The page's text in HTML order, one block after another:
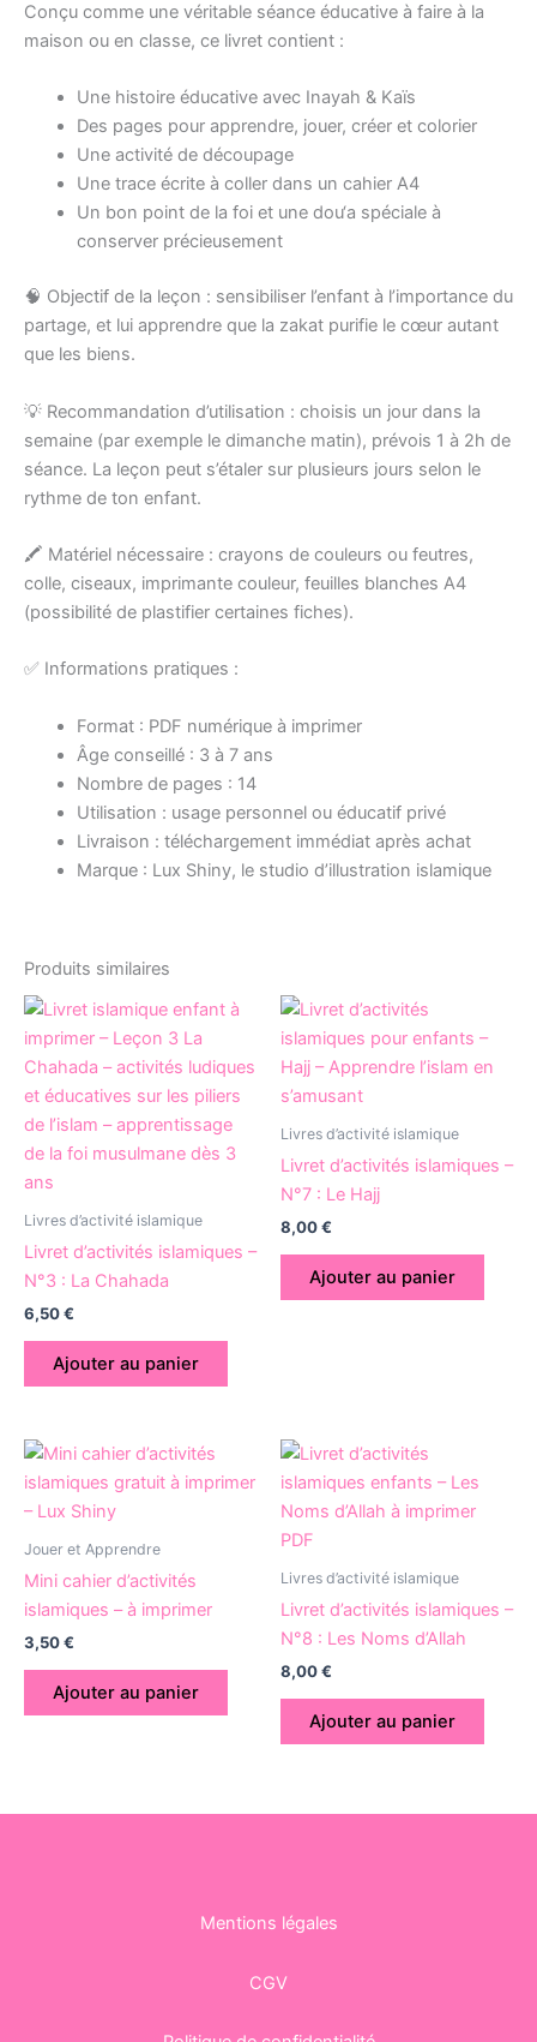
Conçu comme une véritable séance éducative à faire à la
maison ou en classe, ce livret contient :
Une histoire éducative avec Inayah & Kaïs
Des pages pour apprendre, jouer, créer et colorier
Une activité de découpage
Une trace écrite à coller dans un cahier A4
Un bon point de la foi et une dou‘a spéciale à
conserver précieusement
🧠 Objectif de la leçon : sensibiliser l’enfant à l’importance du
partage, et lui apprendre que la zakat purifie le cœur autant
que les biens.
💡 Recommandation d’utilisation : choisis un jour dans la
semaine (par exemple le dimanche matin), prévois 1 à 2h de
séance. La leçon peut s’étaler sur plusieurs jours selon le
rythme de ton enfant.
🖍 Matériel nécessaire : crayons de couleurs ou feutres,
colle, ciseaux, imprimante couleur, feuilles blanches A4
(possibilité de plastifier certaines fiches).
✅ Informations pratiques :
Format : PDF numérique à imprimer
Âge conseillé : 3 à 7 ans
Nombre de pages : 14
Utilisation : usage personnel ou éducatif privé
Livraison : téléchargement immédiat après achat
Marque : Lux Shiny, le studio d’illustration islamique
Produits similaires
Livres d’activité islamique
Livret d’activités islamiques –
N°3 : La Chahada
6,50€
Ajouter au panier
Livres d’activité islamique
Livret d’activités islamiques –
N°7 : Le Hajj
8,00€
Ajouter au panier
Jouer et Apprendre
Mini cahier d’activités
islamiques – à imprimer
3,50€
Ajouter au panier
Livres d’activité islamique
Livret d’activités islamiques –
N°8 : Les Noms d’Allah
8,00€
Ajouter au panier
Mentions légales
CGV